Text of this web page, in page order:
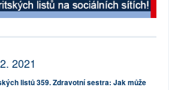
2021
listů 359. Zdravotní sestra: Jak může